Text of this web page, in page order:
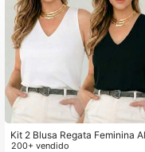
Kit 2 Blusa Regata Feminina
arga Grossa Duna Camiseta
200+ vendido